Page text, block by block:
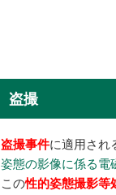
盗撮
盗撮事件に適用され
姿態の影像に係る電
この性的姿態撮影等